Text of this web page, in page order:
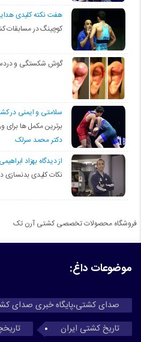
هفت نکته کلیدی
کوچینگ در مسابقات
گوش شکستگی و
سلامتی و ایمنی در
برترین مکمل ها
دکتر محمد سرلک
از دیدگاه بهزاد ابراهیمی
نکات کلیدی بدنسازی
فروشگاه محصولات تخصصی کشتی آرن تک
موضوعات داغ:
صدای کشتی،پایگاه خبری صدای
تاریخ کشتی ایران